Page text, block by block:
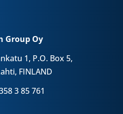
Group Oy
1, P.O. Box 5,
FINLAND
3 85 761